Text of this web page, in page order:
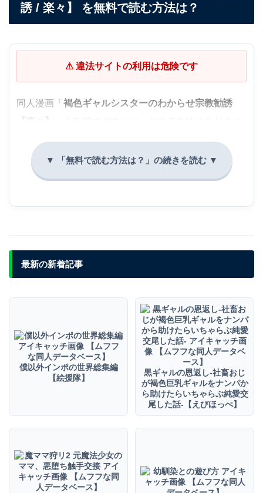
誘 / 楽々】 を無料で読む方法は？
⚠ 違法サイトの利用は危険です
同人漫画「 褐色ギャルシスターのわからせ宗教勧誘
フィッシング詐欺サイトへの誘導
＼この作品の続きはここから／
FANZAで続きを購入する
※クーポン配布は予告なく終了する場合があります
最新の新着記事
僕以外インポの世界総集編
【絵援隊】
黒ギャルの恩返し‐社畜おじ
が褐色巨乳ギャルをナンパか
ら助けたらいちゃらぶ純愛交
尾した話‐【えびほっぺ】